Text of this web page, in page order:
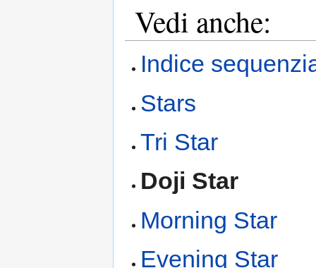
Vedi anche:
Indice
Stars
Tri Star
Doji Star
Morning Star
Evening Star